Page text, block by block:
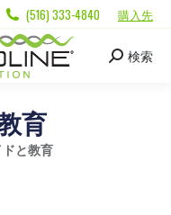
(516) 333-4840 購入先
検索
育
ドと教育